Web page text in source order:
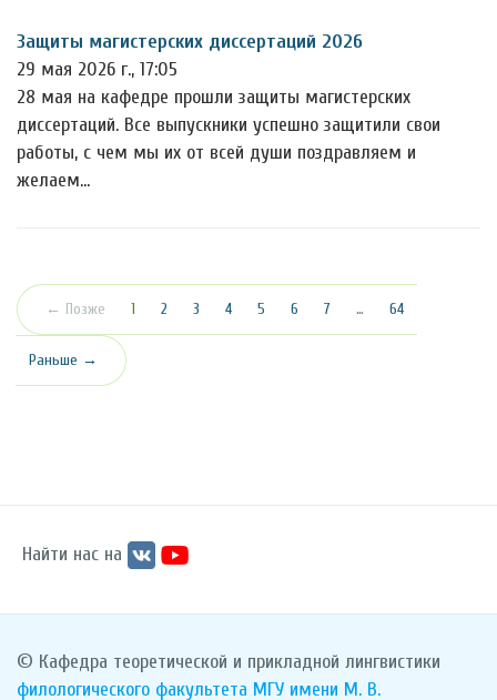
Защиты магистерских диссертаций 2026
29 мая 2026 г., 17:05
28 мая на кафедре прошли защиты магистерских
диссертаций. Все выпускники успешно защитили свои
работы, с чем мы их от всей души поздравляем и
желаем…
← Позже 1 (текущая)
2 3 4 5 6 7 … 64
Раньше →
Найти нас на
© Кафедра теоретической и прикладной лингвистики
филологического факультета МГУ имени М. В.